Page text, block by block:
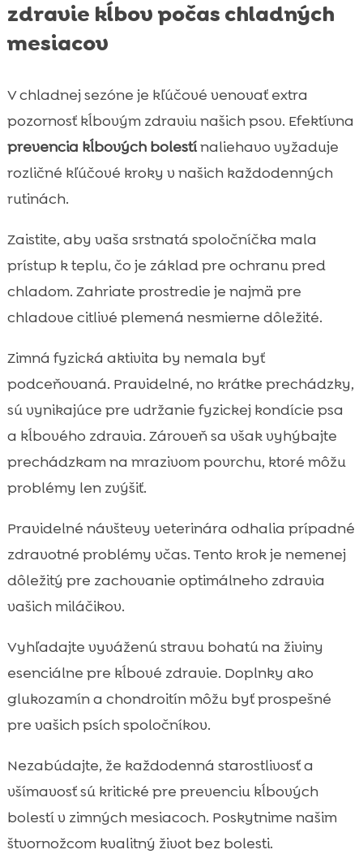
zdravie kĺbov počas chladných
mesiacov
V chladnej sezóne je kľúčové venovať extra
pozornosť kĺbovým zdraviu našich psov. Efektívna
prevencia kĺbových bolestínaliehavo vyžaduje
rozličné kľúčové kroky v našich každodenných
rutinách.
Zaistite, aby vaša srstnatá spoločníčka mala
prístup k teplu, čo je základ pre ochranu pred
chladom. Zahriate prostredie je najmä pre
chladove citlivé plemená nesmierne dôležité.
Zimná fyzická aktivita by nemala byť
podceňovaná. Pravidelné, no krátke prechádzky,
sú vynikajúce pre udržanie fyzickej kondície psa
a kĺbového zdravia. Zároveň sa však vyhýbajte
prechádzkam na mrazivom povrchu, ktoré môžu
problémy len zvýšiť.
Pravidelné návštevy veterinára odhalia prípadné
zdravotné problémy včas. Tento krok je nemenej
dôležitý pre zachovanie optimálneho zdravia
vašich miláčikov.
Vyhľadajte vyváženú stravu bohatú na živiny
esenciálne pre kĺbové zdravie. Doplnky ako
glukozamín a chondroitín môžu byť prospešné
pre vašich psích spoločníkov.
Nezabúdajte, že každodenná starostlivosť a
všímavosť sú kritické pre prevenciu kĺbových
bolestí v zimných mesiacoch. Poskytnime našim
štvornožcom kvalitný život bez bolesti.